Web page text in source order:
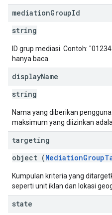
mediationGroupId
string
ID grup mediasi. Contoh:
hanya baca.
displayName
string
Nama yang diberikan
maksimum yang diizinkan
targeting
object (
Kumpulan kriteria yang
seperti unit iklan dan lokasi
state